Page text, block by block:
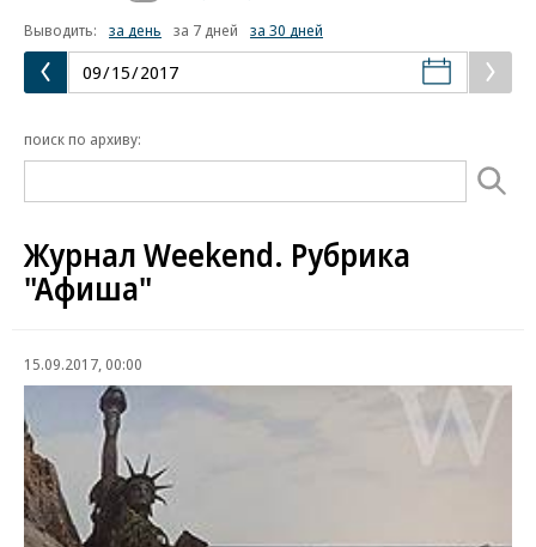
Выводить:
за день за 7 дней за 30 дней
поиск по архиву:
Журнал Weekend. Рубрика
"Афиша"
15.09.2017, 00:00